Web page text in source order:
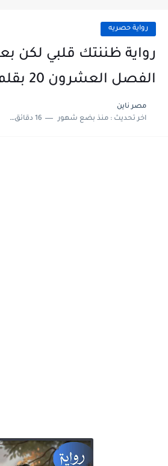
رواية حصريه
رواية ظننتك قلبي لكن
الفصل العشرون 20 بقلم رشا روميه
مصر ناين
اخر تحديث :منذ بضع شهور 16 دقائق للقراءة